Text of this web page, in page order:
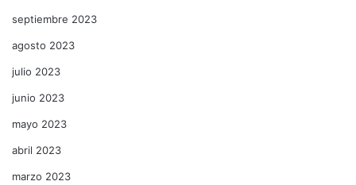
septiembre 2023
agosto 2023
julio 2023
junio 2023
mayo 2023
abril 2023
marzo 2023